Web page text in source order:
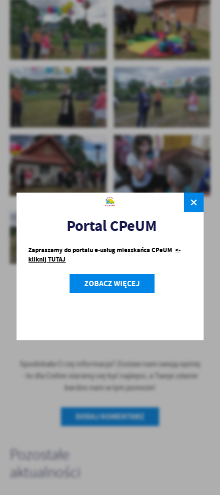
Spodobała Ci się informacja? Zostaw nam swoją opinię
- to dla Ciebie staramy się być najlepsi, a Twoje zdanie
bardzo nam w tym pomoże!
DODAJ KOMENTARZ
Pozostałe
aktualności
Portal CPeUM
Zapraszamy do portalu e-usług mieszkańca CPeUM<-
kliknij TUTAJ
ZOBACZ WIĘCEJ